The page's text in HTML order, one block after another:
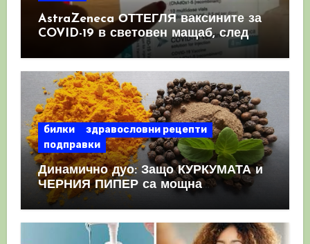
AstraZeneca ОТТЕГЛЯ ваксините за
COVID-19 в световен мащаб, след
като призна, че те причиняват
КРЪВНИ съсиреци
билки
здравословни рецепти
подправки
Динамично дуо: Защо КУРКУМАТА и
ЧЕРНИЯ ПИПЕР са мощна
комбинация